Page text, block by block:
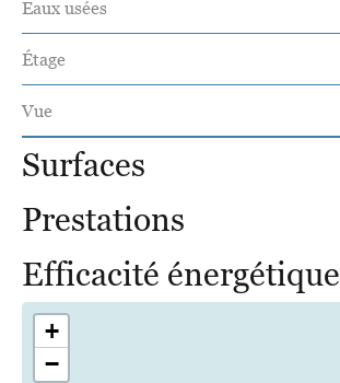
Eaux usées
Étage
Vue
Surfaces
Prestations
Efficacité énergétique
+
−